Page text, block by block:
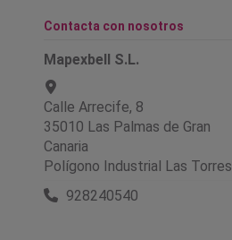
Contacta con nosotros
Mapexbell S.L.
Calle Arrecife, 8
35010 Las Palmas de Gran
Canaria
Polígono Industrial Las Torres
928240540